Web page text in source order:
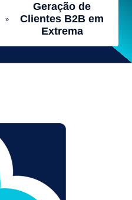
»
Geração de
Clientes B2B em
Extrema